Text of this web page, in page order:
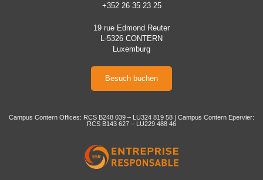
+352 26 35 23 25
19 rue Edmond Reuter
L-5326 CONTERN
Luxemburg
Besuch buchen
Campus Contern Offices: RCS B248 039 – LU324 819 58 | Campus Contern Epervier:
RCS B143 627 – LU229 488 46